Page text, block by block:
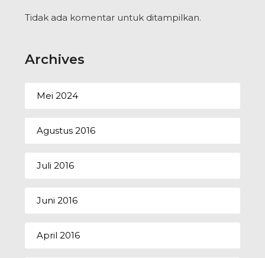
Tidak ada komentar untuk ditampilkan.
Archives
Mei 2024
Agustus 2016
Juli 2016
Juni 2016
April 2016